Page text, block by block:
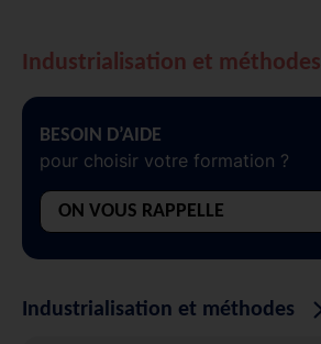
Industrialisation et méthodes
BESOIN D’AIDE
pour choisir votre formation ?
ON VOUS RAPPELLE
Industrialisation et méthodes